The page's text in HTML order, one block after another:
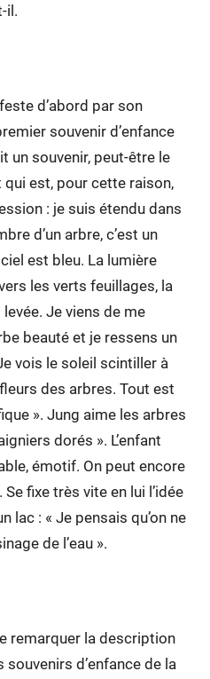
il.
d’abord par son
souvenir d’enfance
un souvenir, peut-être le
est, pour cette raison,
: je suis étendu dans
d’un arbre, c’est un
est bleu. La lumière
les verts feuillages, la
Je viens de me
beauté et je ressens un
vois le soleil scintiller à
des arbres. Tout est
». Jung aime les arbres
dorés ». L’enfant
émotif. On peut encore
fixe très vite en lui l’idée
lac : « Je pensais qu’on ne
de l’eau ».
remarquer la description
d’enfance de la